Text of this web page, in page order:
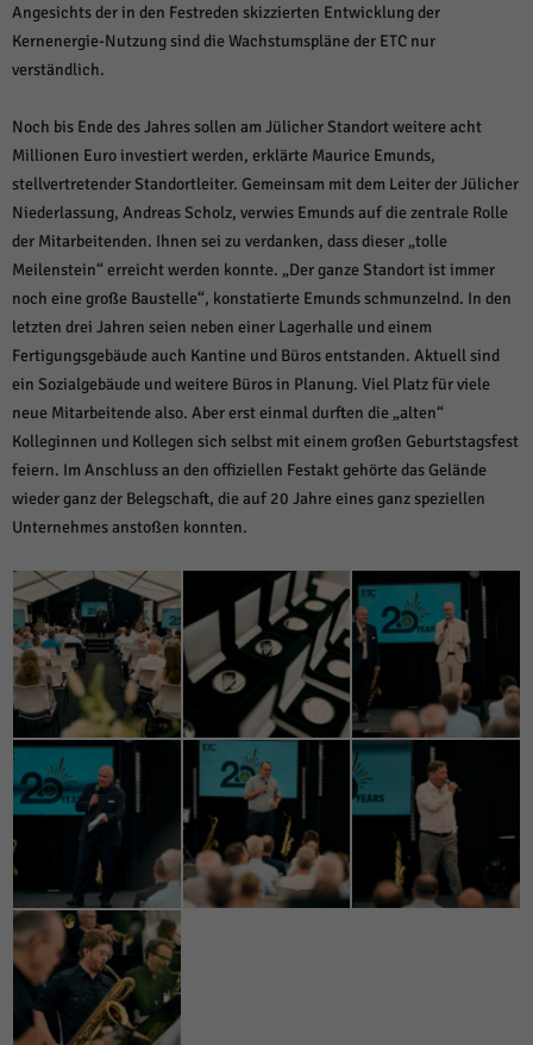
Angesichts der in den Festreden skizzierten Entwicklung der
Kernenergie-Nutzung sind die Wachstumspläne der ETC nur
verständlich.
Noch bis Ende des Jahres sollen am Jülicher Standort weitere acht
Millionen Euro investiert werden, erklärte Maurice Emunds,
stellvertretender Standortleiter. Gemeinsam mit dem Leiter der Jülicher
Niederlassung, Andreas Scholz, verwies Emunds auf die zentrale Rolle
der Mitarbeitenden. Ihnen sei zu verdanken, dass dieser „tolle
Meilenstein“ erreicht werden konnte. „Der ganze Standort ist immer
noch eine große Baustelle“, konstatierte Emunds schmunzelnd. In den
letzten drei Jahren seien neben einer Lagerhalle und einem
Fertigungsgebäude auch Kantine und Büros entstanden. Aktuell sind
ein Sozialgebäude und weitere Büros in Planung. Viel Platz für viele
neue Mitarbeitende also. Aber erst einmal durften die „alten“
Kolleginnen und Kollegen sich selbst mit einem großen Geburtstagsfest
feiern. Im Anschluss an den offiziellen Festakt gehörte das Gelände
wieder ganz der Belegschaft, die auf 20 Jahre eines ganz speziellen
Unternehmes anstoßen konnten.